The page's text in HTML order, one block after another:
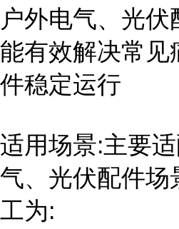
户外电气、光伏
能有效解决常见
件稳定运行
适用场景:主要
气、光伏配件场
工为: